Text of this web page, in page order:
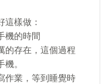
這樣做：
機的時間
的存在，這個過程
。
作業，等到睡覺時